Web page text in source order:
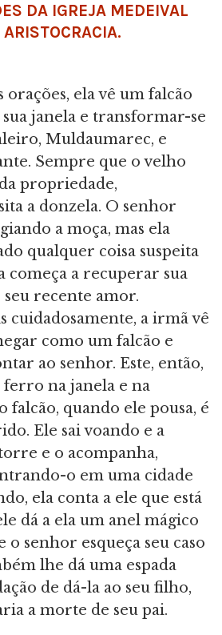
DA IGREJA MEDEIVAL
ARISTOCRACIA.
orações, ela vê um falcão
janela e transformar-se
Muldaumarec, e
Sempre que o velho
propriedade,
a donzela. O senhor
a moça, mas ela
qualquer coisa suspeita
começa a recuperar sua
recente amor.
cuidadosamente, a irmã vê
como um falcão e
ao senhor. Este, então,
ferro na janela e na
falcão, quando ele pousa, é
Ele sai voando e a
e o acompanha,
o em uma cidade
ela conta a ele que está
dá a ela um anel mágico
o senhor esqueça seu caso
lhe dá uma espada
de dá-la ao seu filho,
a morte de seu pai.